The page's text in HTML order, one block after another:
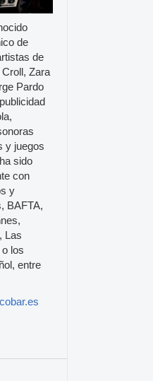
de
de
Croll, Zara
Pardo
y juegos
sido
con
y
BAFTA,
Las
los
entre